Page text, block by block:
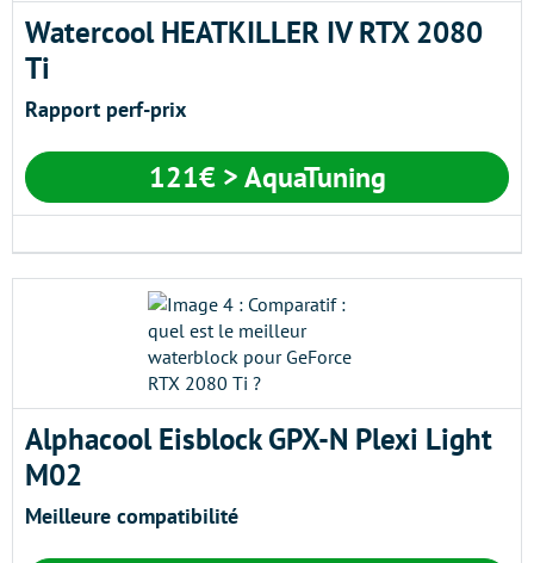
Watercool HEATKILLER IV RTX 2080
Ti
Rapport perf-prix
121€ > AquaTuning
Alphacool Eisblock GPX-N Plexi Light
M02
Meilleure compatibilité